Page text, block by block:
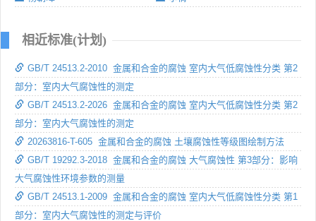
相近标准(计划)
GB/T 24513.2-2010 金属和合金的腐蚀 室内大气低腐蚀性分类 第2
部分：室内大气腐蚀性的测定
GB/T 24513.2-2026 金属和合金的腐蚀 室内大气低腐蚀性分类 第2
部分：室内大气腐蚀性的测定
20263816-T-605 金属和合金的腐蚀 土壤腐蚀性等级图绘制方法
GB/T 19292.3-2018 金属和合金的腐蚀 大气腐蚀性 第3部分：影响
大气腐蚀性环境参数的测量
GB/T 24513.1-2009 金属和合金的腐蚀 室内大气低腐蚀性分类 第1
部分：室内大气腐蚀性的测定与评价